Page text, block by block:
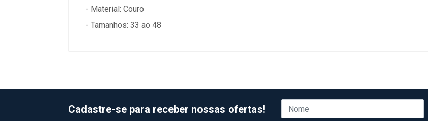
- Material: Couro
- Tamanhos: 33 ao 48
Cadastre-se para receber nossas ofertas!